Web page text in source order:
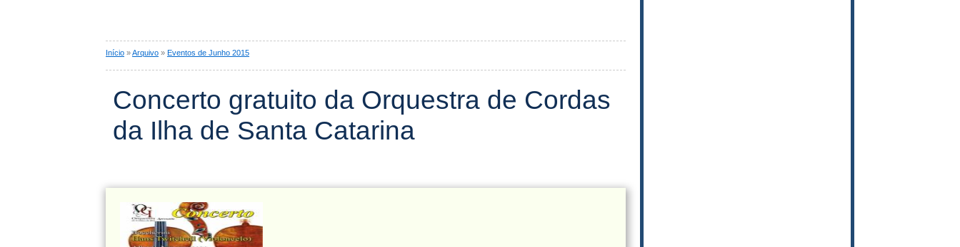
Início »Arquivo » Eventos de Junho 2015
Concerto gratuito da Orquestra de Cordas
da Ilha de Santa Catarina